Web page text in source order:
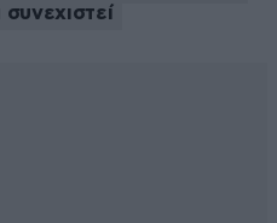
συνεχιστεί